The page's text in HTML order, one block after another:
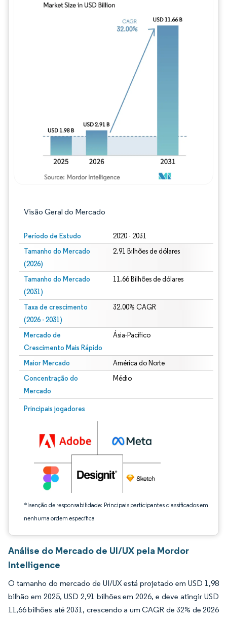
Visão Geral do Mercado
Período de Estudo 2020 - 2031
Tamanho do Mercado
(2026)
2.91 Bilhões de dólares
Tamanho do Mercado
(2031)
11.66 Bilhões de dólares
Taxa de crescimento
(2026 - 2031)
32.00% CAGR
Mercado de
Crescimento Mais Rápido
Ásia-Pacífico
Maior Mercado América do Norte
Concentração do
Mercado
Médio
Principais jogadores
*Isenção de responsabilidade: Principais participantes classificados em
nenhuma ordem específica
Imagem © Mordor Intelligence. O reuso requer atribuição conforme CC BY 4.0.
Imagem © Mordor Intelligence. O reuso
Análise do Mercado de UI/UX pela Mordor
Intelligence
O tamanho do mercado de UI/UX está projetado em USD 1,98
bilhão em 2025, USD 2,91 bilhões em 2026, e deve atingir USD
11,66 bilhões até 2031, crescendo a um CAGR de 32% de 2026